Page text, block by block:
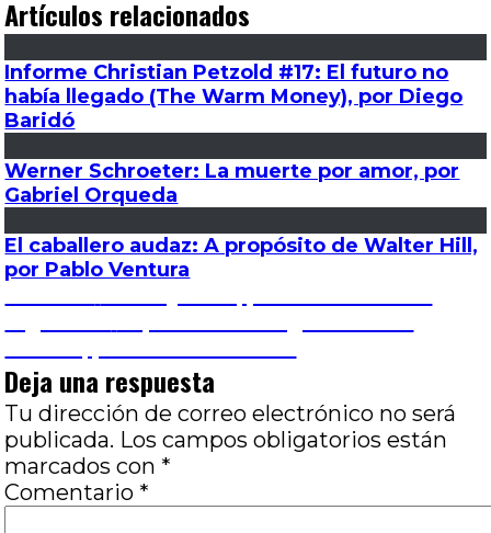
Artículos relacionados
Informe Christian Petzold #17: El futuro no
había llegado (The Warm Money), por Diego
Baridó
Werner Schroeter: La muerte por amor, por
Gabriel Orqueda
El caballero audaz: A propósito de Walter Hill,
por Pablo Ventura
Navegación
de
entradas
Deja una respuesta
Tu dirección de correo electrónico no será
publicada. Los campos obligatorios están
marcados con *
Comentario *